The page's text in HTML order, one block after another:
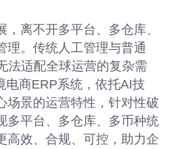
离不开多平台、多仓库、
理。传统人工管理与普通
法适配全球运营的复杂需
电商ERP系统，依托AI技
场景的运营特性，针对性破
多平台、多仓库、多币种统
高效、合规、可控，助力企